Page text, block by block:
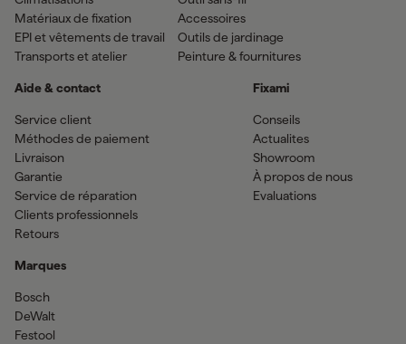
Matériaux de fixation
EPI et vêtements de travail
Transports et atelier
Accessoires
Outils de jardinage
Peinture & fournitures
Aide & contact
Service client
Méthodes de paiement
Livraison
Garantie
Service de réparation
Clients professionnels
Retours
Marques
Bosch
DeWalt
Festool
Fixami
Conseils
Actualites
Showroom
À propos de nous
Evaluations